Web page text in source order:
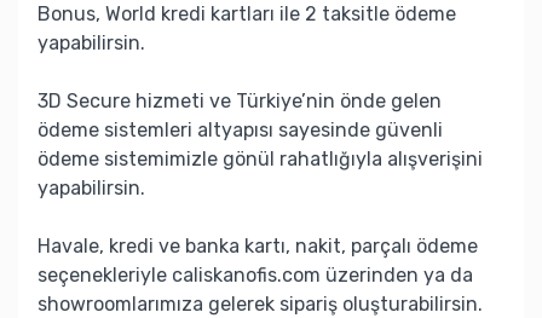
Bonus, World kredi kartları ile 2 taksitle ödeme
yapabilirsin.
3D Secure hizmeti ve Türkiye’nin önde gelen
ödeme sistemleri altyapısı sayesinde güvenli
ödeme sistemimizle gönül rahatlığıyla alışverişini
yapabilirsin.
Havale, kredi ve banka kartı, nakit, parçalı ödeme
seçenekleriyle caliskanofis.com üzerinden ya da
showroomlarımıza gelerek sipariş oluşturabilirsin.